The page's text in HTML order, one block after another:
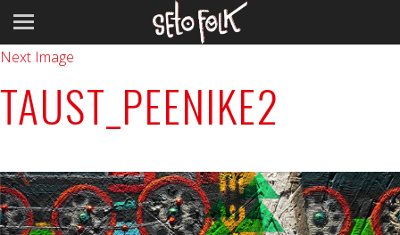
Previous Image
Next Image
TAUST_PEENIKE2